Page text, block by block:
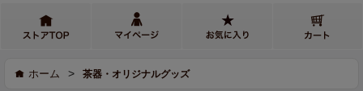
ホーム > 茶器・オリジナルグッズ